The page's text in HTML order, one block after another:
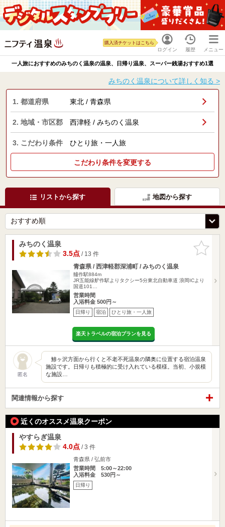
ログイン
購入済チケットはこちら
履歴 メニュー
一人旅におすすめのみちのく温泉の温泉、日帰り温泉、スーパー銭湯おすすめ1選
みちのく温泉について詳しく知る >
1. 都道府県 東北 / 青森県
2. 地域・市区郡 西津軽 / みちのく温泉
3. こだわり条件 ひとり旅・一人旅
こだわり条件を変更する
リストから探す 地図から探す
お気に入
りに追加
みちのく温泉
3.5点/ 13 件
青森県 / 西津軽郡深浦町 / みちのく温泉
艫作駅884m
JR五能線舮作駅よりタクシー5分東北自動車道 浪岡ICより
国道101…
営業時間
入浴料金 500円～
日帰り 宿泊 ひとり旅・一人旅
楽天トラベルの宿泊プランを見る
匿名
鯵ヶ沢方面から行くと不老不死温泉の隣奥に位置する宿泊温泉
施設です。日帰りも積極的に受け入れている模様。当初、小規模
な施設…
関連情報から探す
近くのオススメ温泉クーポン
やすらぎ温泉
4.0点/ 3 件
青森県 / 弘前市
営業時間 5:00～22:00
入浴料金 530円～
日帰り